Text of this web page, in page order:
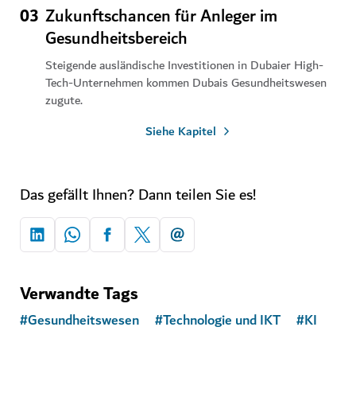
03 Zukunftschancen für Anleger im
Gesundheitsbereich
Steigende ausländische Investitionen in Dubaier High-
Tech-Unternehmen kommen Dubais Gesundheitswesen
zugute.
Siehe Kapitel
Das gefällt Ihnen? Dann teilen Sie es!
Verwandte Tags
#Gesundheitswesen #Technologie und IKT #KI